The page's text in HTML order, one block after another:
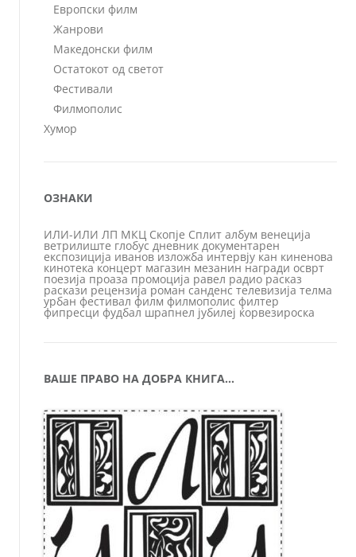
Европски филм
Жанрови
Македонски филм
Остатокот од светот
Фестивали
Филмополис
Хумор
ОЗНАКИ
ИЛИ-ИЛИ ЛП МКЦ Скопје Сплит албум венеција
ветрилиште глобус дневник документарен
експозиција иванов изложба интервју кан киненова
кинотека концерт магазин мезанин награди осврт
поезија проаза промоција равел радио расказ
раскази рецензија роман санденс телевизија телма
урбан фестивал филм филмополис филтер
фипресци фудбал шрапнел јубилеј ќорвезироска
ВАШЕ ПРАВО НА ДОБРА КНИГА…